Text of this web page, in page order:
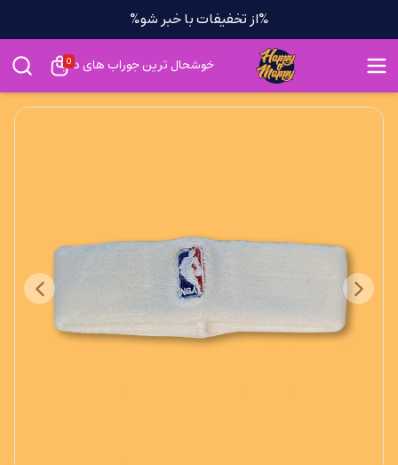
%از تخفیفات با خبر شو%
خوشحال ترین جوراب های دنیا
0